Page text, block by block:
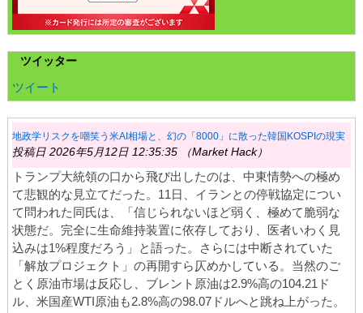
ツイッター
ツイート
地政学リスクを嘲笑う米AI相場と、幻の「8000」に散った韓国KOSPIの現実
投稿日 2026年5月12日 12:35:35 （Market Hack）
トランプ大統領の口から飛び出したのは、中東情勢への極め
て悲観的な見立てだった。11日、イランとの停戦協定につい
て問われた同氏は、「信じられないほど弱く、極めて脆弱な
状態だ。完全に生命維持装置に依存しており、医者いわく見
込みは1%程度だろう」と語った。さらには中断されていた
「解放プロジェクト」の再開すら仄めかしている。当然のご
とく原油市場は反応し、ブレント原油は2.9%高の104.21ド
ル、米国産WTI原油も2.8%高の98.07ドルへと跳ね上がった。